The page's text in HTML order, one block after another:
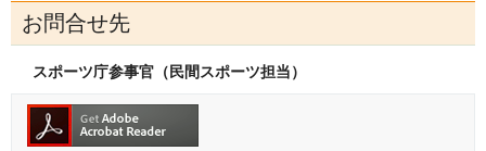
お問合せ先
スポーツ庁参事官（民間スポーツ担当）